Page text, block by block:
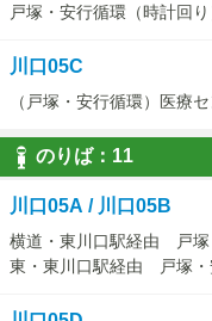
戸塚・安行循環（時計回
川口05C
（戸塚・安行循環）医療
のりば： 11
11
川口05A / 川口05B
横道・東川口駅経由 戸塚
東・東川口駅経由 戸塚・